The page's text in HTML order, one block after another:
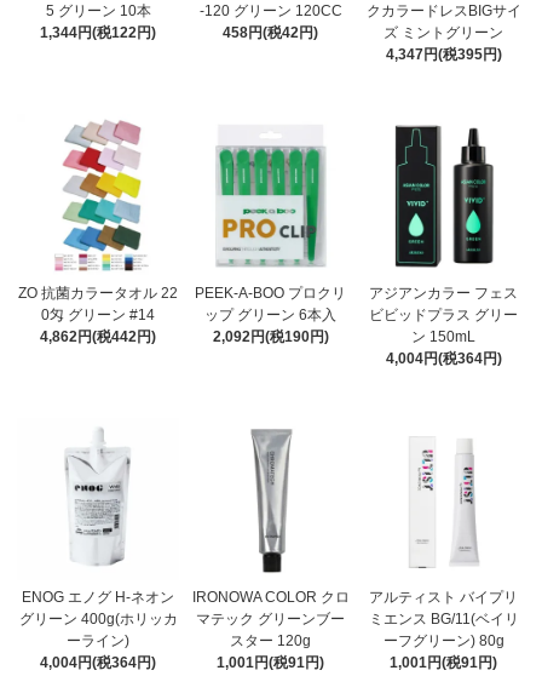
5 グリーン 10本
1,344円(税122円)
-120 グリーン 120CC
458円(税42円)
クカラードレスBIGサイ
ズ ミントグリーン
4,347円(税395円)
ZO 抗菌カラータオル 22
0匁 グリーン #14
4,862円(税442円)
PEEK-A-BOO プロクリ
ップ グリーン 6本入
2,092円(税190円)
アジアンカラー フェス
ビビッドプラス グリー
ン 150mL
4,004円(税364円)
ENOG エノグ H-ネオン
グリーン 400g(ホリッカ
ーライン)
4,004円(税364円)
IRONOWA COLOR クロ
マテック グリーンブー
スター 120g
1,001円(税91円)
アルティスト バイプリ
ミエンス BG/11(ベイリ
ーフグリーン) 80g
1,001円(税91円)